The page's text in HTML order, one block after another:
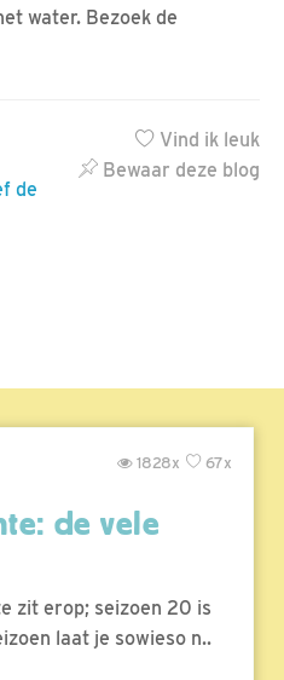
water. Bezoek de
Vind ik leuk
Bewaar deze blog
de
67x
1828x
de vele
zit erop; seizoen 20 is
laat je sowieso n..